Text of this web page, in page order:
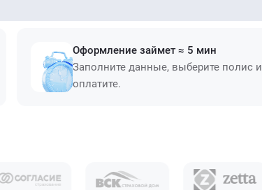
Оформление займет ≈ 5 мин
Заполните данные, выберите полис и
оплатите.